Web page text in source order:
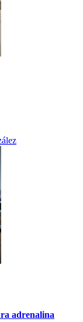
adrenalina